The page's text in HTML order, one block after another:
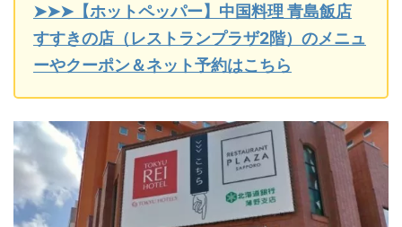
➤➤➤【ホットペッパー】中国料理 青島飯店
すすきの店（レストランプラザ2階）のメニュ
ーやクーポン＆ネット予約はこちら